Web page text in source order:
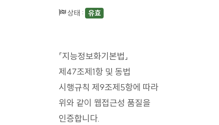
상태 : 유효
「지능정보화기본법」
제47조제1항 및 동법
시행규칙 제9조제5항에 따라
위와 같이 웹접근성 품질을
인증합니다.